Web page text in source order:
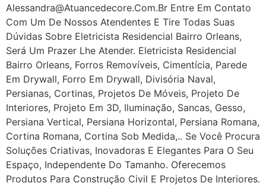
Alessandra@atuancedecore.com.br Entre Em Contato
Com Um De Nossos Atendentes E Tire Todas Suas
Dúvidas Sobre Eletricista Residencial Bairro Orleans,
Será Um Prazer Lhe Atender. Eletricista Residencial
Bairro Orleans, Forros Removíveis, Cimentícia, Parede
Em Drywall, Forro Em Drywall, Divisória Naval,
Persianas, Cortinas, Projetos De Móveis, Projeto De
Interiores, Projeto Em 3D, Iluminação, Sancas, Gesso,
Persiana Vertical, Persiana Horizontal, Persiana Romana,
Cortina Romana, Cortina Sob Medida,.. Se Você Procura
Soluções Criativas, Inovadoras E Elegantes Para O Seu
Espaço, Independente Do Tamanho. Oferecemos
Produtos Para Construção Civil E Projetos De Interiores.